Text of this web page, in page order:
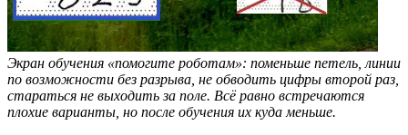
Экран обучения «помогите роботам»: поменьше петель, линии
по возможности без разрыва, не обводить цифры второй раз,
стараться не выходить за поле. Всё равно встречаются
плохие варианты, но после обучения их куда меньше.